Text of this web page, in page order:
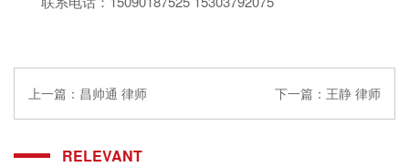
上一篇： 昌帅通 律师 下一篇： 王静 律师
RELEVANT